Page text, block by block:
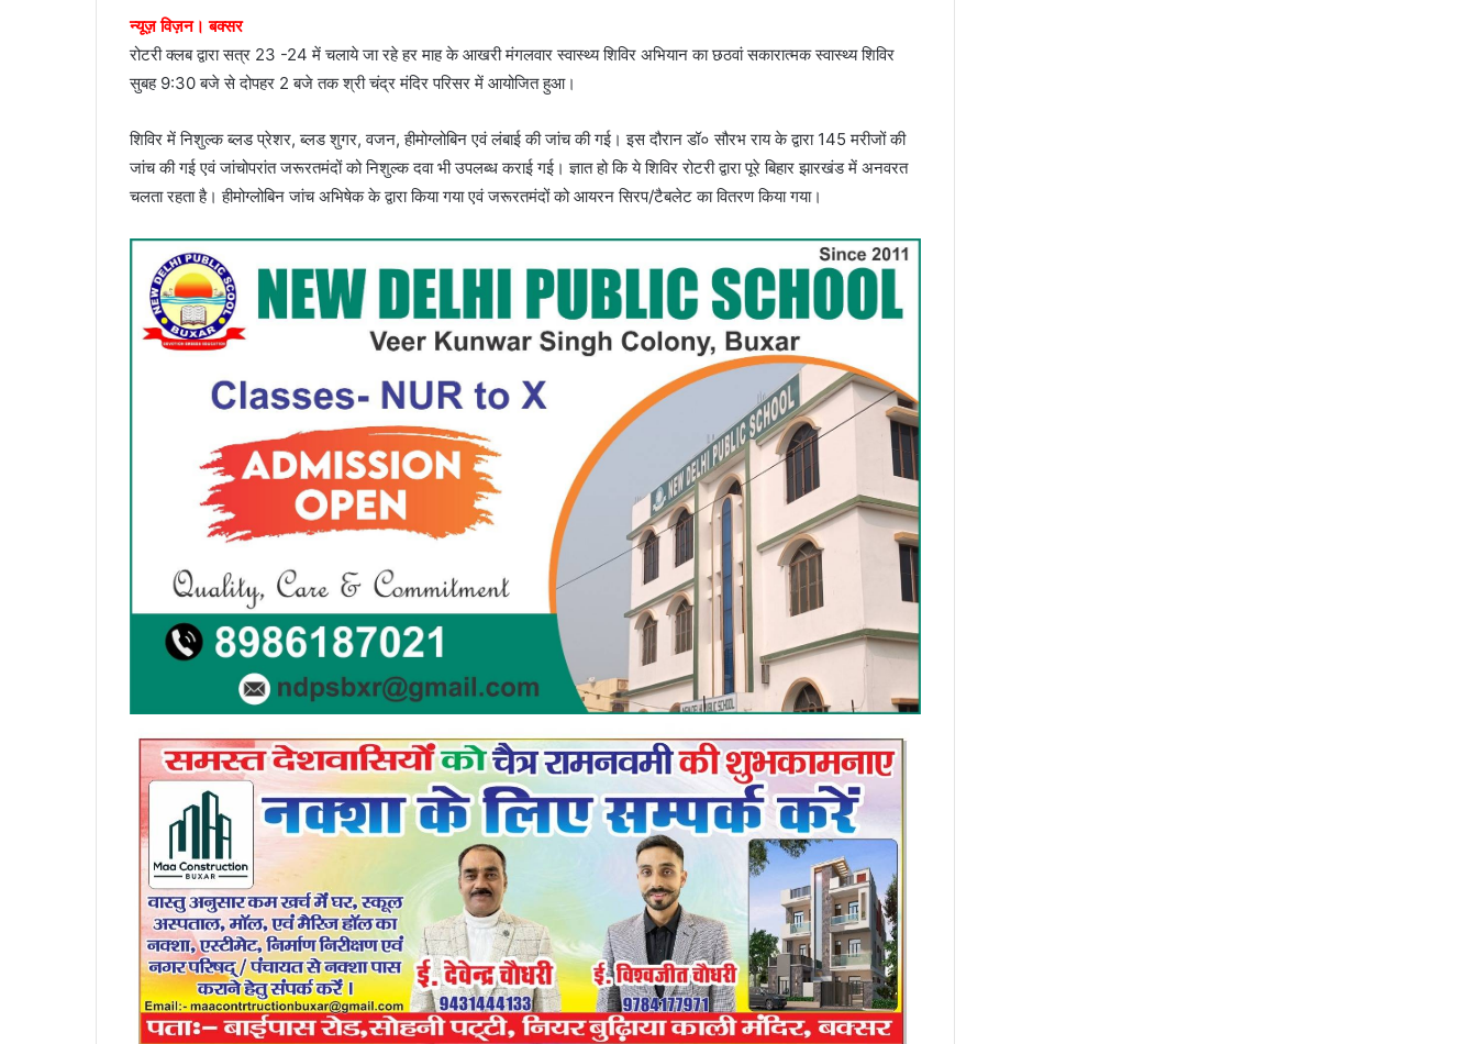
न्यूज़ विज़न। बक्सर
रोटरी क्लब द्वारा सत्र 23 -24 में चलाये जा रहे हर माह के आखरी मंगलवार स्वास्थ्य शिविर अभियान का छठवां सकारात्मक स्वास्थ्य शिविर
सुबह 9:30 बजे से दोपहर 2 बजे तक श्री चंद्र मंदिर परिसर में आयोजित हुआ।
शिविर में निशुल्क ब्लड प्रेशर, ब्लड शुगर, वजन, हीमोग्लोबिन एवं लंबाई की जांच की गई। इस दौरान डॉ० सौरभ राय के द्वारा 145 मरीजों की
जांच की गई एवं जांचोपरांत जरूरतमंदों को निशुल्क दवा भी उपलब्ध कराई गई। ज्ञात हो कि ये शिविर रोटरी द्वारा पूरे बिहार झारखंड में अनवरत
चलता रहता है। हीमोग्लोबिन जांच अभिषेक के द्वारा किया गया एवं जरूरतमंदों को आयरन सिरप/टैबलेट का वितरण किया गया।